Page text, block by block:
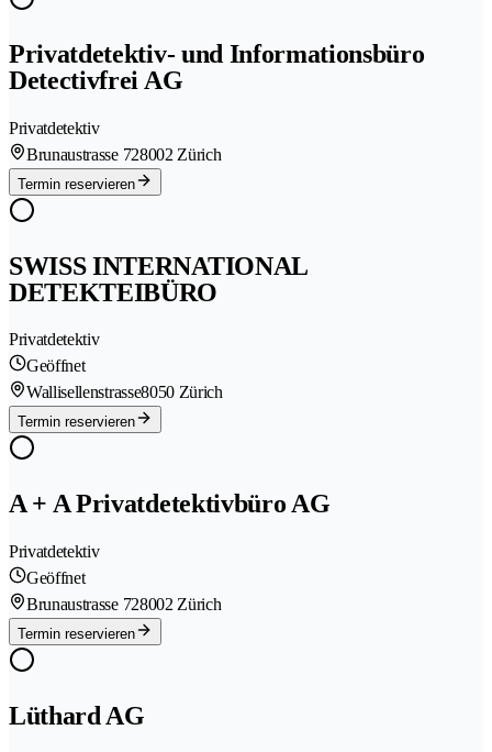
Privatdetektiv- und Informationsbüro
Detectivfrei AG
Privatdetektiv
Brunaustrasse 728002 Zürich
Termin reservieren
SWISS INTERNATIONAL
DETEKTEIBÜRO
Privatdetektiv
Geöffnet
Wallisellenstrasse8050 Zürich
Termin reservieren
A + A Privatdetektivbüro AG
Privatdetektiv
Geöffnet
Brunaustrasse 728002 Zürich
Termin reservieren
Lüthard AG